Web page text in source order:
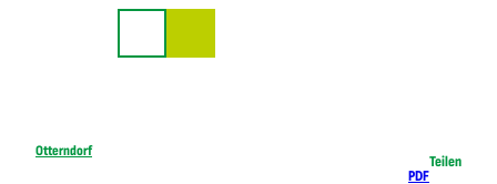
Otterndorf
PDF
Teilen